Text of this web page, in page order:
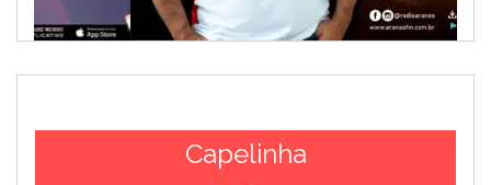
Capelinha